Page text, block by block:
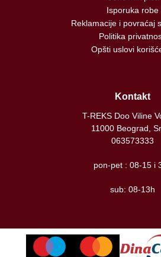
Isporuka robe
Reklamacije i povraćaj
Politika
Opšti uslovi
Kontakt
T-REKS Doo Viline
11000 Beograd,
063573333
pon-pet : 08-15 i
sub: 08-13h